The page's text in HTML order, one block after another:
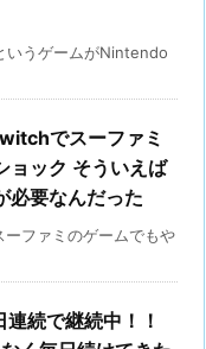
いうゲームがNintendo
でスーファミ
ョック そういえば
必要なんだった
ファミのゲームでもや
続で継続中！！